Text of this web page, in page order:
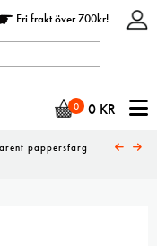
Fri frakt över 700kr!
0 0 KR
pappersfärg